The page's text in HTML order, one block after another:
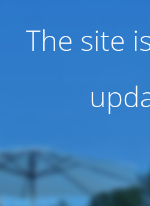
! The site